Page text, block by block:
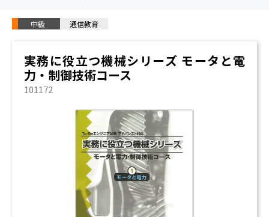
中級 通信教育
実務に役立つ機械シリーズ モータと電
力・制御技術コース
101172